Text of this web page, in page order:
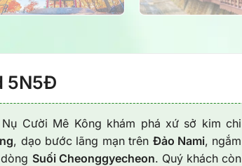
5N5Đ
Nụ Cười Mê Kông khám phá xứ sở kim chi
, dạo bước lãng mạn trên Đảo Nami, ngắm
Suối Cheonggyecheon. Quý khách còn